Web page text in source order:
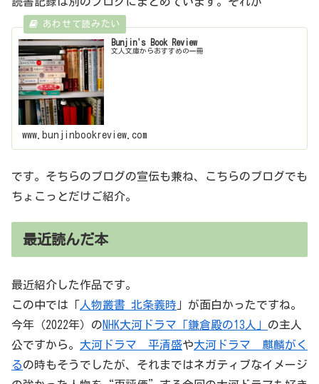
Bunjin's Book Review
文人文庫からおすすめの一冊
www.bunjinbookreview.com
です。そちらのブログの宣伝も兼ね、こちらのブログでも
ちょこっとだけご紹介。
最近読んだ本
最近紹介した作品です。
この中では「人物叢書 北条義時 」が面白かったですね。
今年（2022年）のNHK大河ドラマ「鎌倉殿の13人」 の主人
公ですから。 大河ドラマ 平清盛や大河ドラマ 麒麟がく
るの時もそうでしたが、それまではネガティブなイメージ